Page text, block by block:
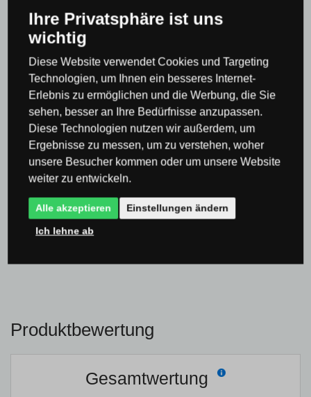
Stellen Sie anonym eine Frage.
Ich habe dieDatenschutz- und
einverstanden.
Produktbewertung
Gesamtwertung
Ihre Privatsphäre ist uns
wichtig
Diese Website verwendet Cookies und Targeting
Technologien, um Ihnen ein besseres Internet-
Erlebnis zu ermöglichen und die Werbung, die Sie
sehen, besser an Ihre Bedürfnisse anzupassen.
Diese Technologien nutzen wir außerdem, um
Ergebnisse zu messen, um zu verstehen, woher
unsere Besucher kommen oder um unsere Website
weiter zu entwickeln.
Alle akzeptieren Einstellungen ändern
Ich lehne ab